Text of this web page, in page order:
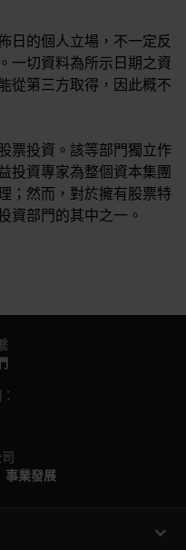
日的個人立場，不一定反
一切資料為所示日期之資
從第三方取得，因此概不
票投資。該等部門獨立作
投資專家為整個資本集團
；然而，對於擁有股票特
資部門的其中之一。
事業發展
expand_more